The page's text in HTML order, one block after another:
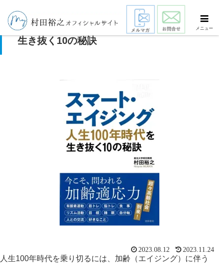
スマート・エイジング 人生100年時代を
生き抜く10の秘訣
2023.08.12 2023.11.24
人生100年時代を乗り切るには、加齢（エイジング）に伴う
メニュー